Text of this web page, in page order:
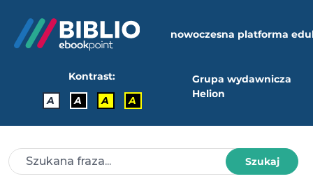
nowoczesna platforma
Kontrast:
A
A A A
Grupa wydawnicza
Helion
Szukaj